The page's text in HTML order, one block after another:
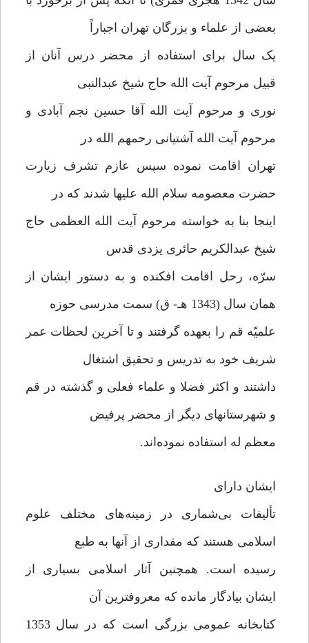
بعضی از علماء و بزرگان تهران اجباراً
یک سال برای استفاده از محضر درس آنان از
قبیل مرحوم آیت الله حاج شیخ عبدالنبی
نوری و مرحوم آیت الله آقا حسین نجم آبادی و
مرحوم آیت الله آشتیانی رحمهم الله در
تهران اقامت نموده سپس عازم تشرف زیارت
حضرت معصومه سلام الله علیها شدند که در
اینجا بنا به خواسته مرحوم آیت الله العظمی حاج
شیخ عبدالکریم حائری یزدی قدس
سرّه، رحل اقامت افکنده و به دستور ایشان از
همان سال (1343 هـ- ق) سمت مدرسی حوزه
علمیّه قم را بعهده گرفتند و تا آخرین لحظات عمر
شریف خود به تدریس و تحقیق اشتغال
داشتند و اکثر فضلا و علماء فعلی و گذشته در قم
و شهرستانهای دیگر از محضر پرفیض
معظم له استفاده نموده‌اند.
ایشان دارای
تألیفات بی‌شماری در زمینه‌های مختلف علوم
اسلامی هستند که مقداری از آنها به طبع
رسیده است. همچنین آثار اسلامی بسیاری از
ایشان بیادگار مانده که معروفترین آن
کتابخانه عمومی بزرگی است که در سال 1353